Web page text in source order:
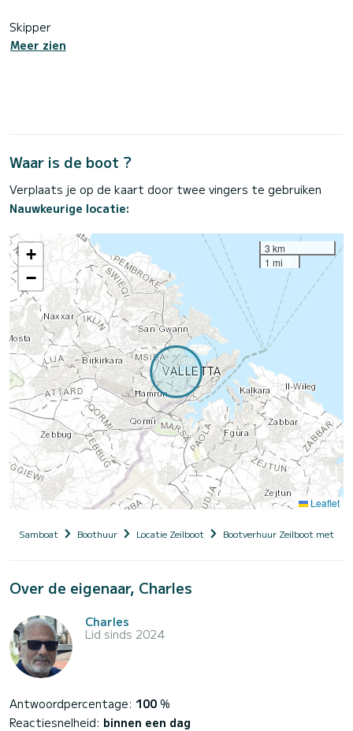
Skipper
Meer zien
Waar is de boot ?
Verplaats je op de kaart door twee vingers te gebruiken
Nauwkeurige locatie:
+
−
3 km
1 mi
Leaflet
Samboat Boothuur Locatie Zeilboot Bootverhuur Zeilboot met
Over de eigenaar, Charles
Charles
Lid sinds 2024
Antwoordpercentage: 100 %
Reactiesnelheid: binnen een dag